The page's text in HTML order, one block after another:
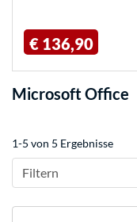
€ 136,90
Microsoft Office
1-5 von 5 Ergebnisse
Filtern